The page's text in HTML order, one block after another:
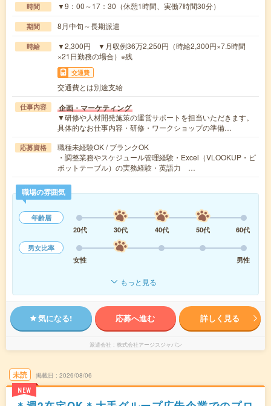
時間 ▼9：00～17：30（休憩1時間、実働7時間30分）
期間 8月中旬～長期派遣
時給
▼2,300円 ▼月収例36万2,250円（時給2,300円×7.5時間
×21日勤務の場合）※残
交通費
交通費とは別途支給
仕事内容 企画・マーケティング
▼研修や人材開発施策の運営サポートを担当いただきます。
具体的なお仕事内容・研修・ワークショップの準備…
応募資格
職種未経験OK / ブランクOK
・調整業務やスケジュール管理経験・Excel（VLOOKUP・ピ
ボットテーブル）の実務経験・英語力 …
職場の雰囲気
年齢層
20代
30代 40代 50代
60代
男女比率
女性
男性
もっと見る
気になる! 応募へ進む 詳しく見る
派遣会社 株式会社アージスジャパン
未読
NEW
掲載日 2026/08/06